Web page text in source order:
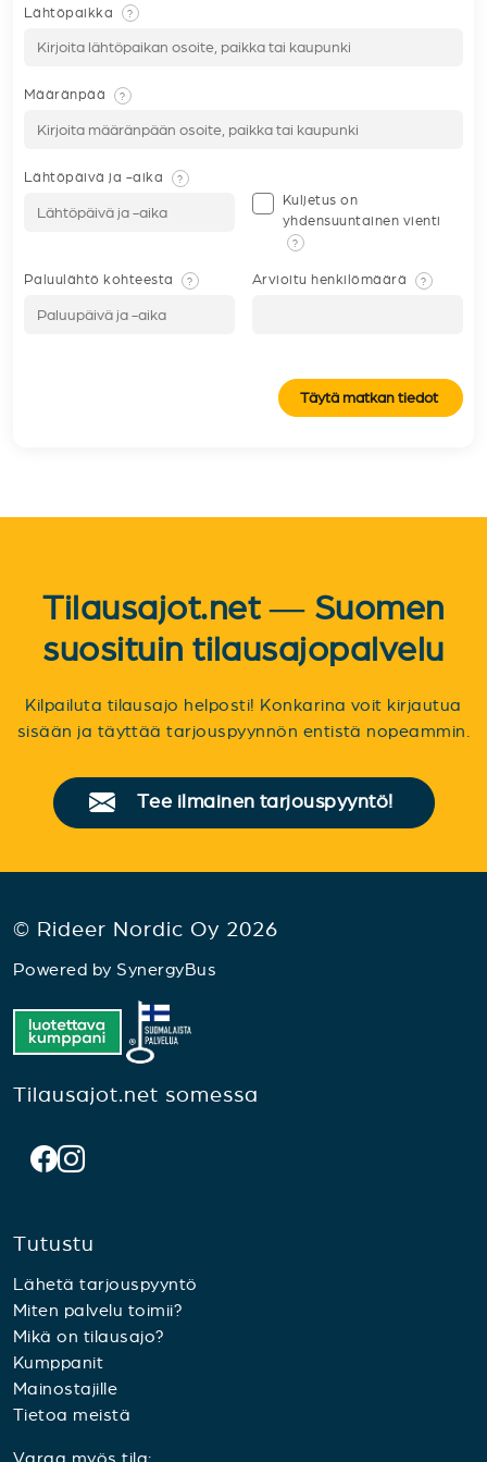
Lähtöpaikka ?
Määränpää ?
Lähtöpäivä ja -aika ?
Kuljetus on
yhdensuuntainen vienti
?
Paluulähtö kohteesta ? Arvioitu henkilömäärä ?
Täytä matkan tiedot
Tilausajot.net — Suomen
suosituin tilausajopalvelu
Kilpailuta tilausajo helposti! Konkarina voit kirjautua
sisään ja täyttää tarjouspyynnön entistä nopeammin.
Tee ilmainen tarjouspyyntö!
© Rideer Nordic Oy 2026
Powered by SynergyBus
Tilausajot.net somessa
Tutustu
Lähetä tarjouspyyntö
Miten palvelu toimii?
Mikä on tilausajo?
Kumppanit
Mainostajille
Tietoa meistä
Varaa myös tila: